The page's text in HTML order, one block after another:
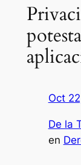
Oct
De la
en